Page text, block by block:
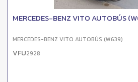
MERCEDES-BENZ VITO AUTOBÚS
MERCEDES-BENZ VITO AUTOBÚS (W639)
VFU2928